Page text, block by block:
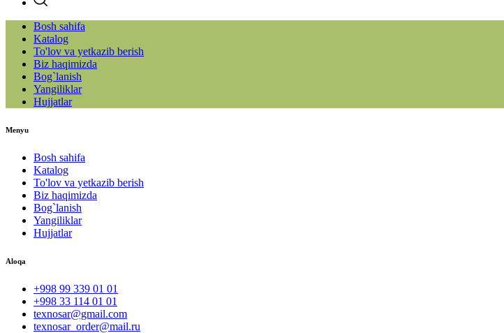
Bosh sahifa
Katalog
To'lov va yetkazib berish
Biz haqimizda
Bog`lanish
Yangiliklar
Hujjatlar
Menyu
Bosh sahifa
Katalog
To'lov va yetkazib berish
Biz haqimizda
Bog`lanish
Yangiliklar
Hujjatlar
Aloqa
+998 99 339 01 01
+998 33 114 01 01
texnosar@gmail.com
texnosar_order@mail.ru